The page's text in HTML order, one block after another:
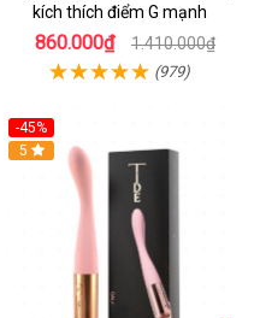
kích thích điểm G mạnh
860.000₫ 1.410.000₫
(979)
-45%
Hot
5